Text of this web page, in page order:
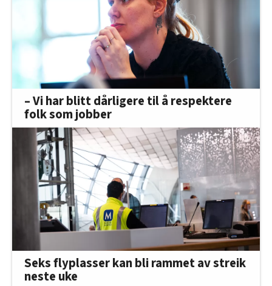
– Vi har blitt dårligere til å respektere
folk som jobber
Seks flyplasser kan bli rammet av streik
neste uke